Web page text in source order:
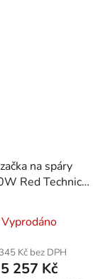
na spáry
Red Technic
Vyprodáno
Kč bez DPH
5 257 Kč